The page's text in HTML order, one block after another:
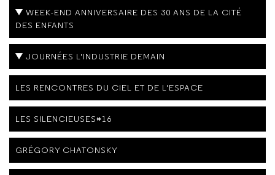
WEEK-END ANNIVERSAIRE DES 30 ANS DE LA CITÉ
DES ENFANTS
JOURNÉES L'INDUSTRIE DEMAIN
LES RENCONTRES DU CIEL ET DE L'ESPACE
LES SILENCIEUSES#16
GRÉGORY CHATONSKY